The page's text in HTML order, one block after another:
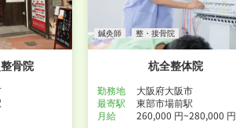
骨院
鍼灸師 整・接骨院
杭全整体院
勤務地
大阪府大阪市
最寄駅
東部市場前駅
月給
260,000 円~280,000 円